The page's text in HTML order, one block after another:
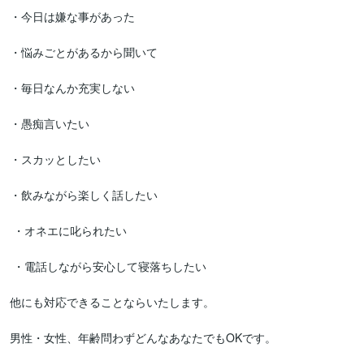
・今日は嫌な事があった
・悩みごとがあるから聞いて
・毎日なんか充実しない
・愚痴言いたい
・スカッとしたい
・飲みながら楽しく話したい
他にも対応できることならいたします。
男性・女性、年齢問わずどんなあなたでもOKです。